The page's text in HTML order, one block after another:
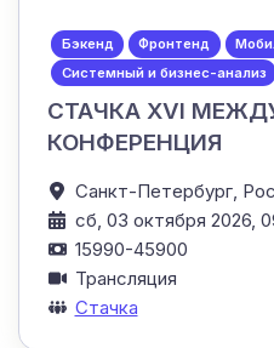
Бэкенд Фронтенд
Системный и бизнес-анализ
СТАЧКА XVI
КОНФЕРЕНЦИЯ
Санкт-Петербург,
сб, 03 октября 2026,
15990-45900
Трансляция
Стачка